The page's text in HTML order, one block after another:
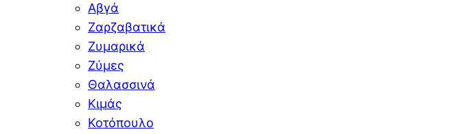
Αβγά
Ζαρζαβατικά
Ζυμαρικά
Ζύμες
Θαλασσινά
Κιμάς
Κοτόπουλο